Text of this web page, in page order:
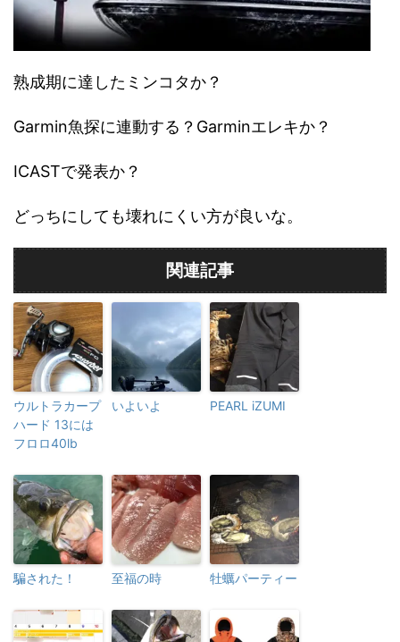
熟成期に達したミンコタか？
Garmin魚探に連動する？Garminエレキか？
ICASTで発表か？
どっちにしても壊れにくい方が良いな。
関連記事
ウルトラカープ
ハード 13には
フロロ40lb
いよいよ PEARL iZUMI
騙された！ 至福の時 牡蠣パーティー